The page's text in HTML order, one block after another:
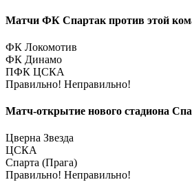
Матчи ФК Спартак против этой
ФК Локомотив
ФК Динамо
ПФК ЦСКА
Правильно! Неправильно!
Матч-открытие нового стадиона
Цверна Звезда
ЦСКА
Спарта (Прага)
Правильно! Неправильно!